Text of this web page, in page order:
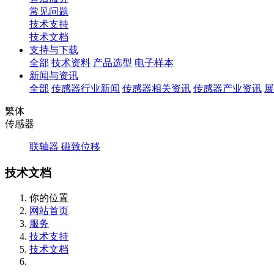
常见问题
技术支持
技术文档
支持与下载
全部 技术资料 产品选型 电子样本
新闻与资讯
全部 传感器行业新闻 传感器相关资讯 传感器产业资讯
繁体
传感器
联轴器 磁致位移
技术文档
你的位置
网站首页
服务
技术支持
技术文档